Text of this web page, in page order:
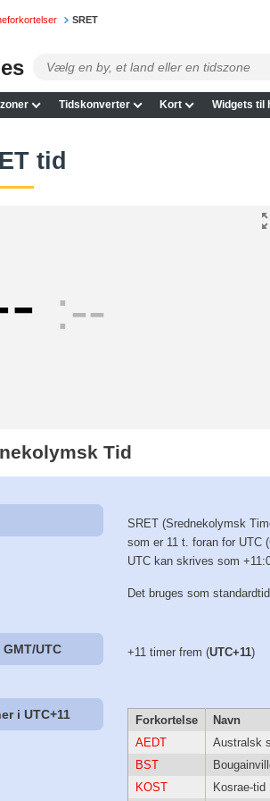
SRET
Tidskonverter Kort Widgets til
tid
--
Tid
SRET (Srednekolymsk
som er 11 t. foran for UTC
UTC kan skrives som
Det bruges som
UTC +11 timer frem (UTC+11)
i UTC+11 Forkortelse
Navn
AEDT
Australsk
BST
KOST
Kosrae-tid